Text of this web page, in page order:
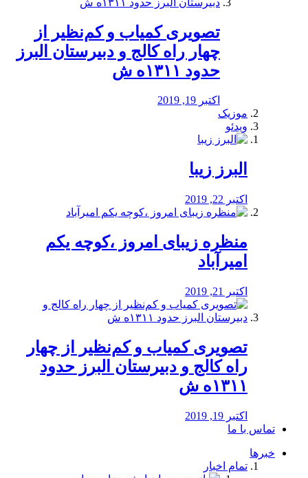
️تصویری کمیاب و کم‌نظیر از
چهار راه كالج و دبيرستان البرز
حدود ۱۳۱۱ه ش
اکتبر 19, 2019
موزیک
ویدئو
البرز زیبا
اکتبر 22, 2019
منظره‌‌ زیبای امروز ،کوچه یکم
امیرآباد
اکتبر 21, 2019
️تصویری کمیاب و کم‌نظیر از چهار
راه كالج و دبيرستان البرز حدود
۱۳۱۱ه ش
اکتبر 19, 2019
تماس با ما
خبرها
تمام اخبار